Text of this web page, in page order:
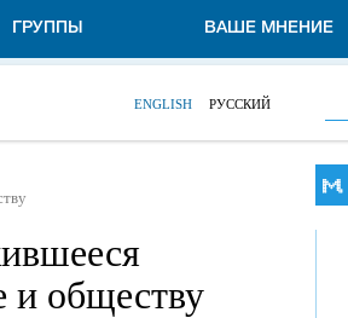
ГРУППЫ ВАШЕ МНЕНИЕ
ENGLISH РУССКИЙ
и обществу